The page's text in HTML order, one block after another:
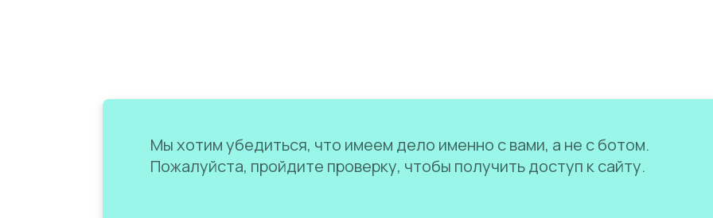
Мы хотим убедиться, что имеем дело именно с вами, а не с ботом.
Пожалуйста, пройдите проверку, чтобы получить доступ к сайту.